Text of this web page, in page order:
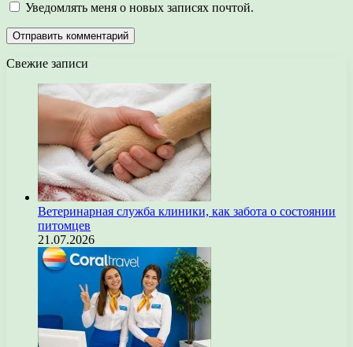
Уведомлять меня о новых записях почтой.
Свежие записи
Ветеринарная служба клиники, как забота о состоянии
питомцев
21.07.2026